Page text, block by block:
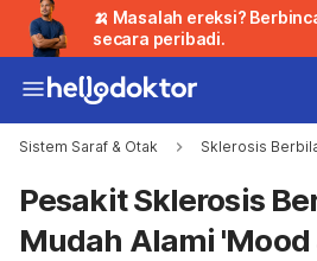
🍌 Masalah ereksi?
secara peribadi.
Sistem Saraf & Otak Sklerosis
Pesakit Sklerosis
Mudah Alami 'Mood